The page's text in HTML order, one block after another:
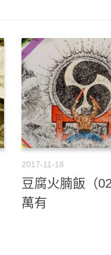
2017-11-18
豆腐火腩飯（
萬有